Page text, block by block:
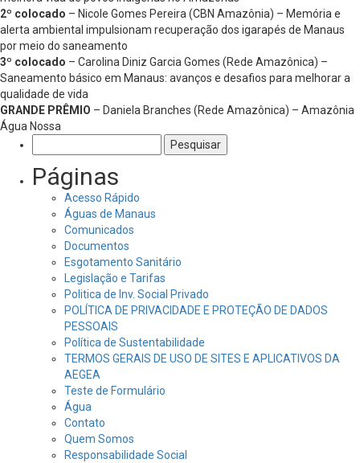
2º colocado – Nicole Gomes Pereira (CBN Amazônia) – Memória e
alerta ambiental impulsionam recuperação dos igarapés de Manaus
por meio do saneamento
3º colocado – Carolina Diniz Garcia Gomes (Rede Amazônica) –
Saneamento básico em Manaus: avanços e desafios para melhorar a
qualidade de vida
GRANDE PRÊMIO – Daniela Branches (Rede Amazônica) – Amazônia
Água Nossa
por:
Páginas
Acesso Rápido
Águas de Manaus
Comunicados
Documentos
Esgotamento Sanitário
Legislação e Tarifas
Politica de Inv. Social Privado
POLÍTICA DE PRIVACIDADE E PROTEÇÃO DE DADOS
PESSOAIS
Política de Sustentabilidade
TERMOS GERAIS DE USO DE SITES E APLICATIVOS DA
AEGEA
Teste de Formulário
Água
Contato
Quem Somos
Responsabilidade Social